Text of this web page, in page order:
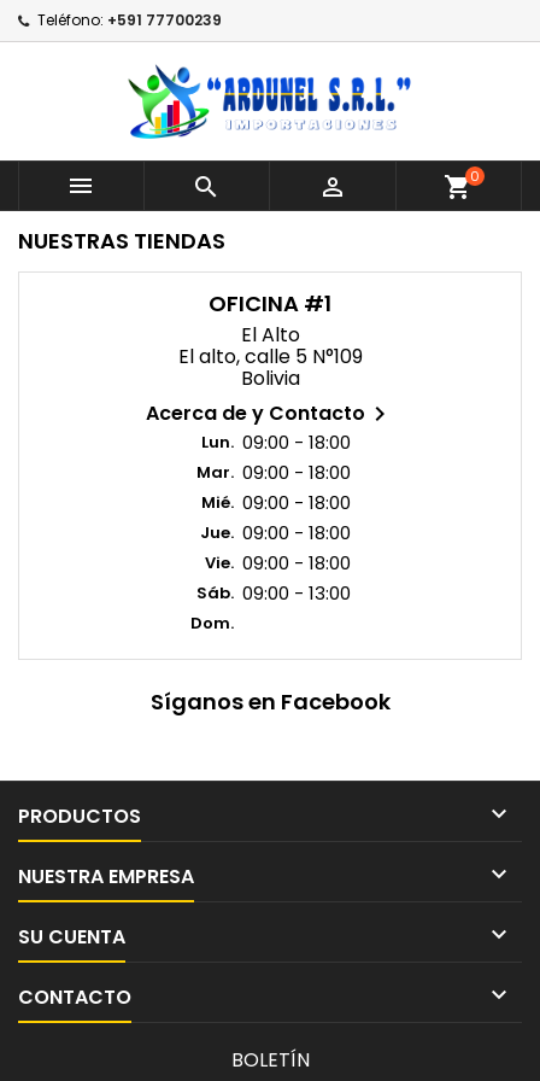
Teléfono: +591 77700239
   shopping_cart0
NUESTRAS TIENDAS
OFICINA #1
El Alto
El alto, calle 5 N°109
Bolivia
Acerca de y Contacto 
Lun. 09:00 - 18:00
Mar. 09:00 - 18:00
Mié. 09:00 - 18:00
Jue. 09:00 - 18:00
Vie. 09:00 - 18:00
Sáb. 09:00 - 13:00
Dom.
Síganos en Facebook
PRODUCTOS 
NUESTRA EMPRESA 
SU CUENTA 
CONTACTO 
BOLETÍN